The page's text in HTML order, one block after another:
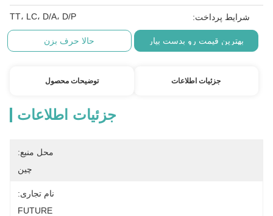
شرایط پرداخت: TT، LC، D/A، D/P
بهترین قیمت رو بدست بیار حالا حرف بزن
جزئیات اطلاعات توضیحات محصول
جزئیات اطلاعات
محل منبع:
چین
نام تجاری:
FUTURE